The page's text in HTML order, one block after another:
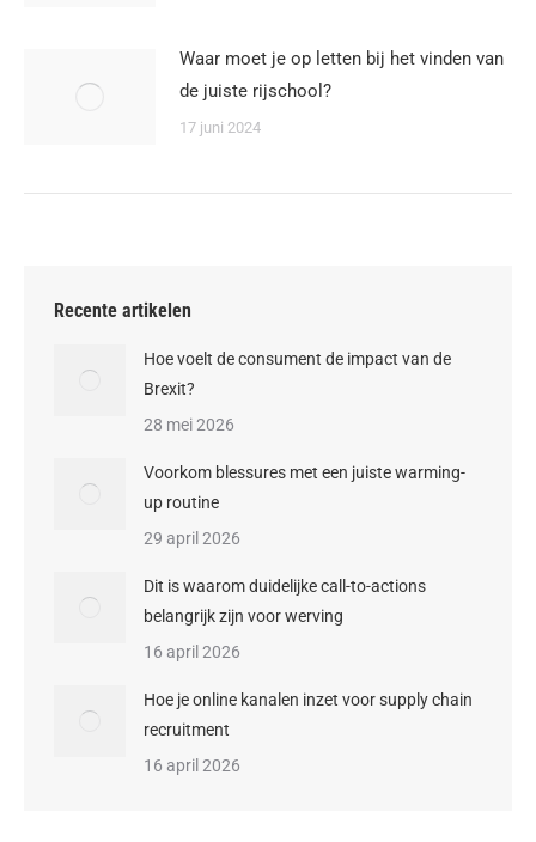
Waar moet je op letten bij het vinden van
de juiste rijschool?
17 juni 2024
Recente artikelen
Hoe voelt de consument de impact van de
Brexit?
28 mei 2026
Voorkom blessures met een juiste warming-
up routine
29 april 2026
Dit is waarom duidelijke call-to-actions
belangrijk zijn voor werving
16 april 2026
Hoe je online kanalen inzet voor supply chain
recruitment
16 april 2026